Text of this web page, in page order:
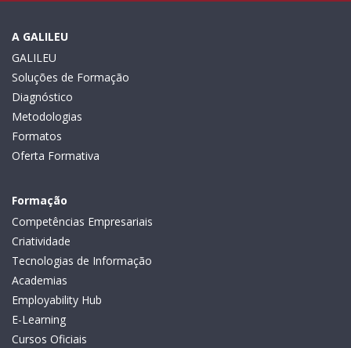
A GALILEU
GALILEU
Soluções de Formação
Diagnóstico
Metodologias
Formatos
Oferta Formativa
Formação
Competências Empresariais
Criatividade
Tecnologias de Informação
Academias
Employability Hub
E-Learning
Cursos Oficiais